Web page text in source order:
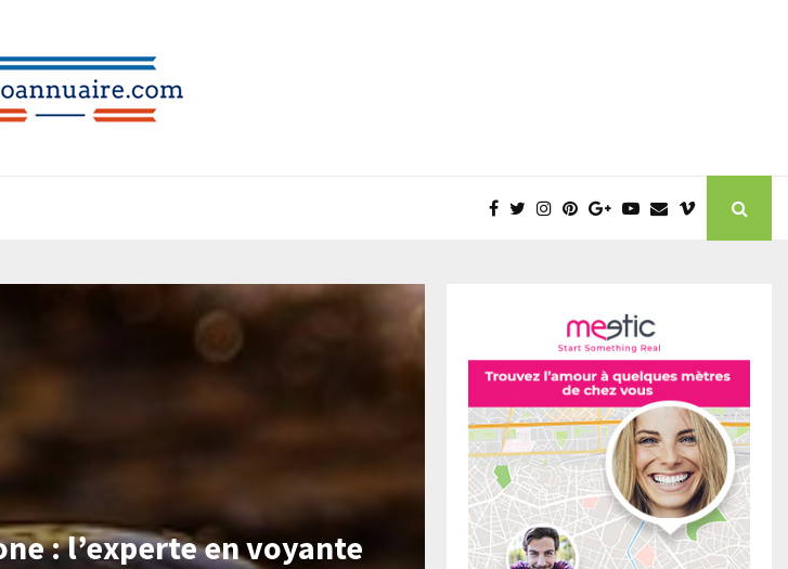
: l’experte en voyante